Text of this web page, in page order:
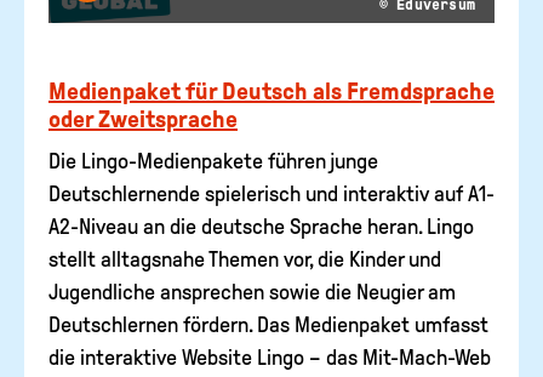
© Eduversum
Medienpaket für Deutsch als Fremdsprache
oder Zweitsprache
Die Lingo-Medienpakete führen junge
Deutschlernende spielerisch und interaktiv auf A1-
A2-Niveau an die deutsche Sprache heran. Lingo
stellt alltagsnahe Themen vor, die Kinder und
Jugendliche ansprechen sowie die Neugier am
Deutschlernen fördern. Das Medienpaket umfasst
die interaktive Website Lingo – das Mit-Mach-Web